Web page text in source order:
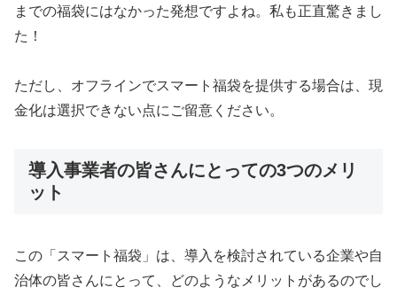
までの福袋にはなかった発想ですよね。私も正直驚きまし
た！
ただし、オフラインでスマート福袋を提供する場合は、現
金化は選択できない点にご留意ください。
導入事業者の皆さんにとっての3つのメリ
ット
この「スマート福袋」は、導入を検討されている企業や自
治体の皆さんにとって、どのようなメリットがあるのでし